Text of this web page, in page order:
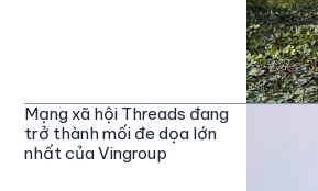
Mạng xã hội Threads đang
trở thành mối đe dọa lớn
nhất của Vingroup